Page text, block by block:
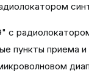
пункты приема